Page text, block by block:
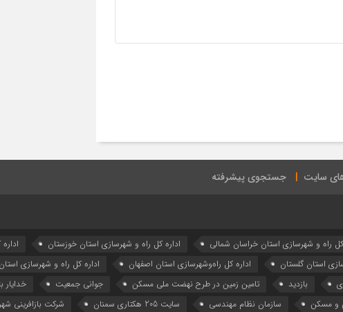
سایت جستجوی پیشرفته
كل راه و شهرسازي استان خراسان شمالي اداره كل راه و شهرسازي استان خوزستان
استان گلستان اداره كل راه‌و‌شهرسازي استان اصفهان
اداره کل راه و شهرسازی
بازدید تامین زمین در طرح نهضت ملی مسکن جوانی جمعیت
خدایار
و مسکن سازمان نظام مهندسی سایت 205 هکتاری سمنان شرکت بازافرینی